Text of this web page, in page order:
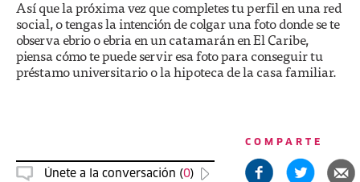
Así que la próxima vez que completes tu perfil en una red
social, o tengas la intención de colgar una foto donde se te
observa ebrio o ebria en un catamarán en El Caribe,
piensa cómo te puede servir esa foto para conseguir tu
préstamo universitario o la hipoteca de la casa familiar.
Únete a la conversación (0)
COMPARTE